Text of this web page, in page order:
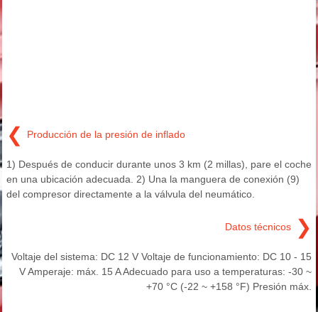
❮ Producción de la presión de inflado
1) Después de conducir durante unos 3 km (2 millas), pare el coche
en una ubicación adecuada. 2) Una la manguera de conexión (9)
del compresor directamente a la válvula del neumático.
Datos técnicos ❯
Voltaje del sistema: DC 12 V Voltaje de funcionamiento: DC 10 - 15
V Amperaje: máx. 15 A Adecuado para uso a temperaturas: -30 ~
+70 °C (-22 ~ +158 °F) Presión máx.